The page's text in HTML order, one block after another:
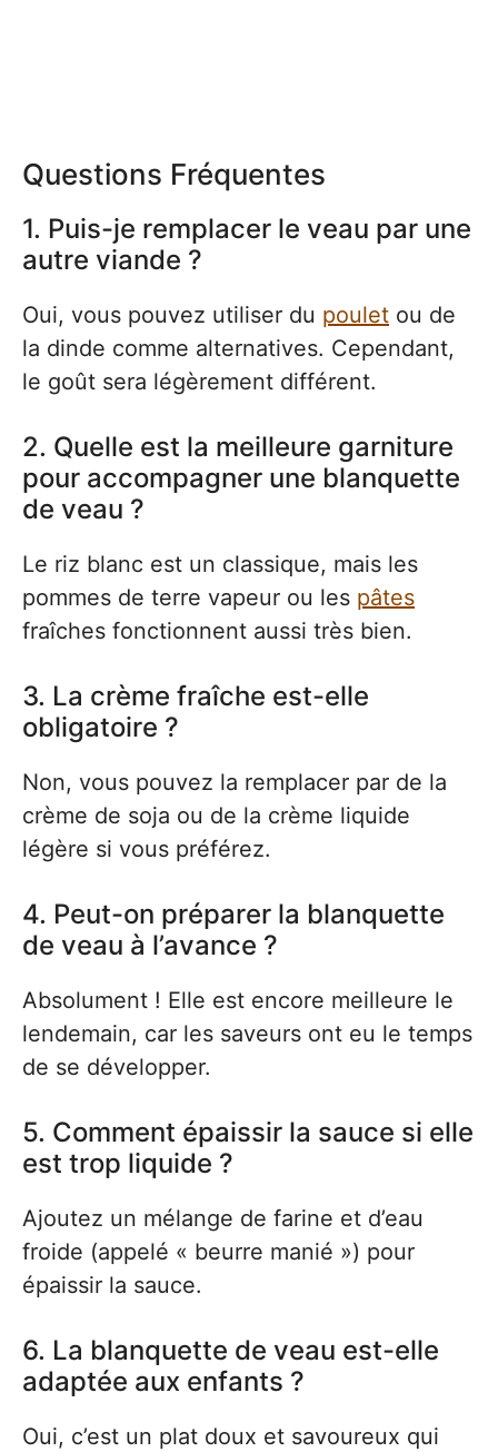
Questions Fréquentes
1. Puis-je remplacer le veau par une
autre viande ?
Oui, vous pouvez utiliser du poulet ou de
la dinde comme alternatives. Cependant,
le goût sera légèrement différent.
2. Quelle est la meilleure garniture
pour accompagner une blanquette
de veau ?
Le riz blanc est un classique, mais les
pommes de terre vapeur ou les pâtes
fraîches fonctionnent aussi très bien.
3. La crème fraîche est-elle
obligatoire ?
Non, vous pouvez la remplacer par de la
crème de soja ou de la crème liquide
légère si vous préférez.
4. Peut-on préparer la blanquette
de veau à l’avance ?
Absolument ! Elle est encore meilleure le
lendemain, car les saveurs ont eu le temps
de se développer.
5. Comment épaissir la sauce si elle
est trop liquide ?
Ajoutez un mélange de farine et d’eau
froide (appelé « beurre manié ») pour
épaissir la sauce.
6. La blanquette de veau est-elle
adaptée aux enfants ?
Oui, c’est un plat doux et savoureux qui